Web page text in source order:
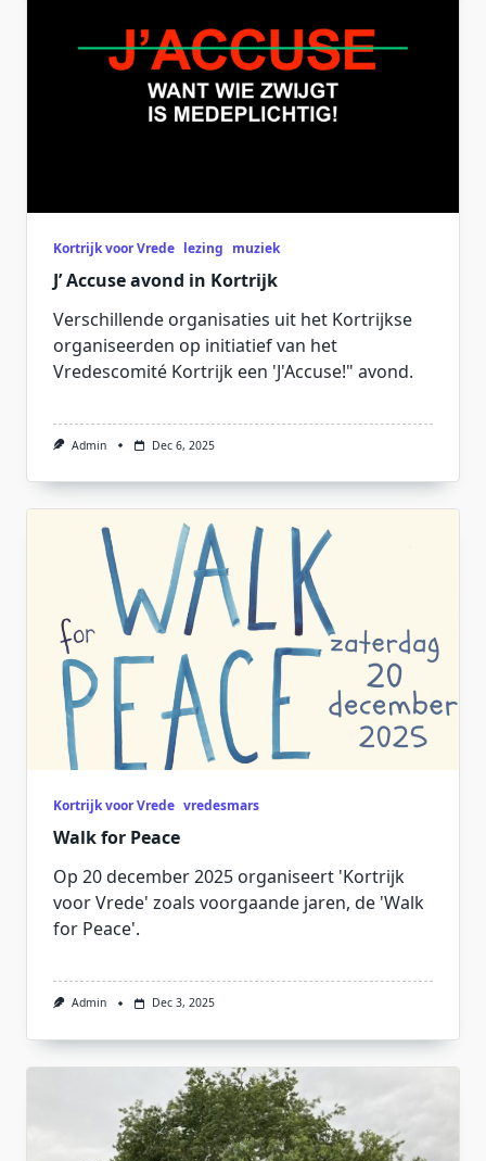
Kortrijk voor Vrede lezing muziek
J’ Accuse avond in Kortrijk
Verschillende organisaties uit het Kortrijkse
organiseerden op initiatief van het
Vredescomité Kortrijk een 'J'Accuse!" avond.
Admin Dec 6, 2025
Kortrijk voor Vrede vredesmars
Walk for Peace
Op 20 december 2025 organiseert 'Kortrijk
voor Vrede' zoals voorgaande jaren, de 'Walk
for Peace'.
Admin Dec 3, 2025